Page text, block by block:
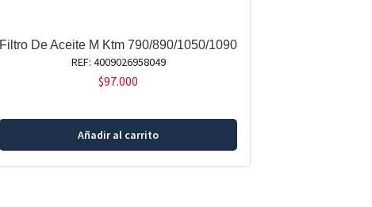
Filtro De Aceite M Ktm 790/890/1050/1090
REF: 4009026958049
$97.000
Añadir al carrito